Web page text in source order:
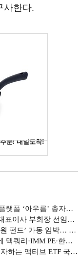
사한다.
우름’ 총자산 63조 돌파
합운용사로서 운용역량 강화"
동 임박… 운용사 5곳 합세
PE·한앤컴퍼니 선정
티브 ETF 국내 첫 상장